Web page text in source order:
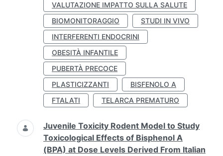
VALUTAZIONE IMPATTO SULLA SALUTE
BIOMONITORAGGIO
STUDI IN VIVO
INTERFERENTI ENDOCRINI
OBESITÀ INFANTILE
PUBERTÀ PRECOCE
PLASTICIZZANTI
BISFENOLO A
FTALATI
TELARCA PREMATURO
Juvenile Toxicity Rodent Model to Study
Toxicological Effects of Bisphenol A
(BPA) at Dose Levels Derived From Italian